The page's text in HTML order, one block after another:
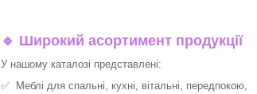
🔹 Широкий асортимент продукції
У нашому каталозі представлені:
✅ Меблі для спальні, кухні, вітальні, передпокою,